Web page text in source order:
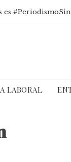
es
LABORAL